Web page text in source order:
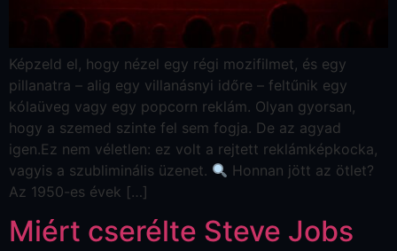
Képzeld el, hogy nézel egy régi mozifilmet, és egy
pillanatra – alig egy villanásnyi időre – feltűnik egy
kólaüveg vagy egy popcorn reklám. Olyan gyorsan,
hogy a szemed szinte fel sem fogja. De az agyad
igen.Ez nem véletlen: ez volt a rejtett reklámképkocka,
vagyis a szubliminális üzenet.
Honnan jött az ötlet?
Az 1950-es évek […]
Miért cserélte Steve Jobs